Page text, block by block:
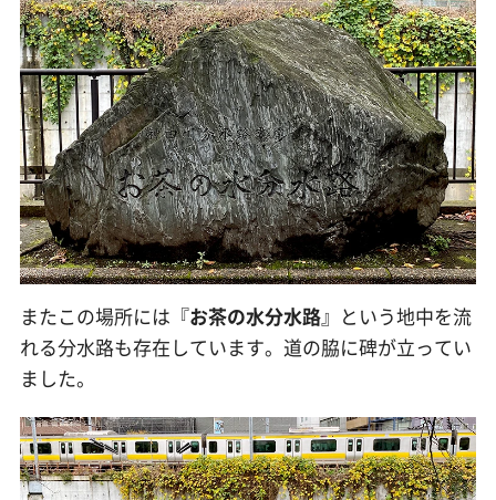
またこの場所には『お茶の水分水路』という地中を流
れる分水路も存在しています。道の脇に碑が立ってい
ました。